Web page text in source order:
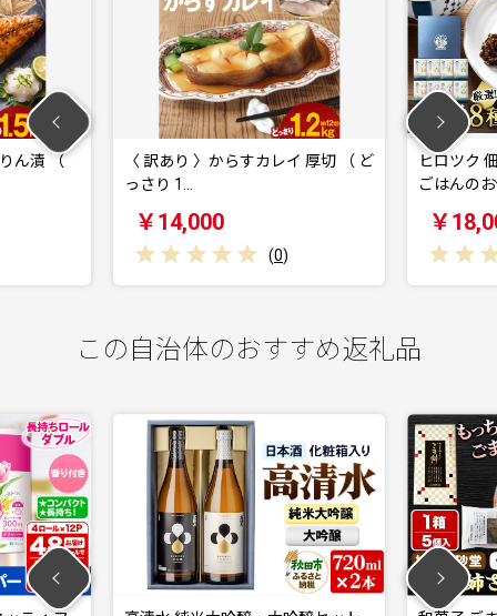
ん漬 （
〈 訳あり 〉からすカレイ 厚切 （ ど
っさり 1…
￥14,000
(0)
ヒロツク
ごはんの
￥
この自治体のおすすめ返礼品